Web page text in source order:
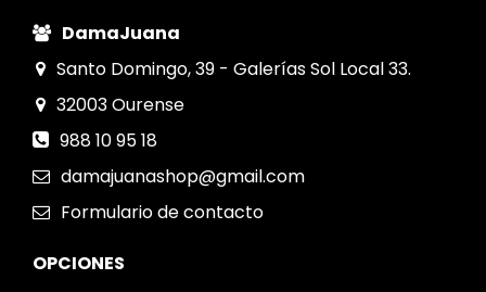
DamaJuana
Santo Domingo, 39 - Galerías Sol Local 33.
32003Ourense
988 10 95 18
damajuanashop@gmail.com
Formulariode contacto
OPCIONES